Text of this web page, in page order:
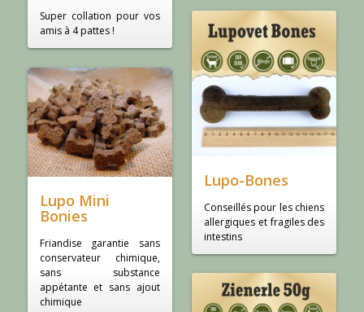
Super collation pour vos
amis à 4 pattes !
Lupo-Bones
Conseillés pour les chiens
allergiques et fragiles des
intestins
Lupo Mini
Bonies
Friandise garantie sans
conservateur chimique,
sans substance
appétante et sans ajout
chimique